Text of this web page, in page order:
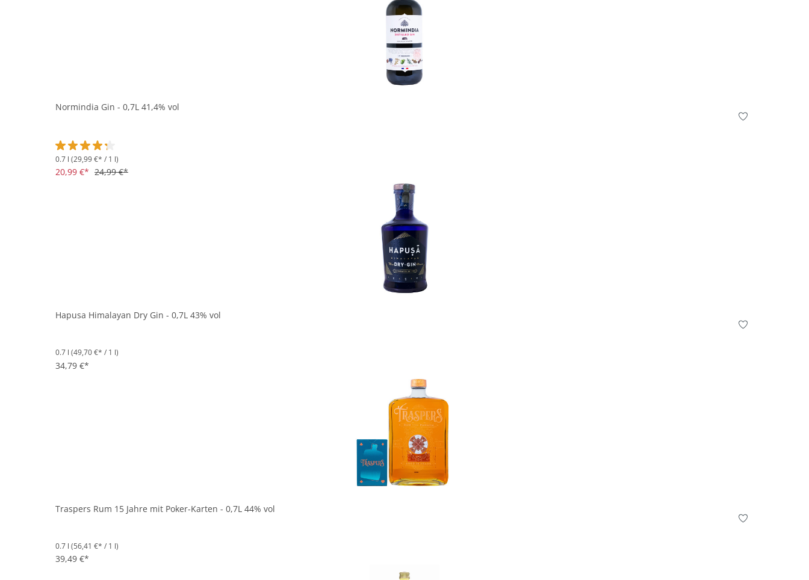
Normindia Gin - 0,7L 41,4% vol
Durchschnittliche Bewertung von 4.3 von 5 Sternen
0.7 l (29,99 €* / 1 l)
20,99 €* 24,99 €*
In den Korb
Hapusa Himalayan Dry Gin - 0,7L 43% vol
0.7 l (49,70 €* / 1 l)
34,79 €*
In den Korb
Traspers Rum 15 Jahre mit Poker-Karten - 0,7L 44% vol
0.7 l (56,41 €* / 1 l)
39,49 €*
In den Korb